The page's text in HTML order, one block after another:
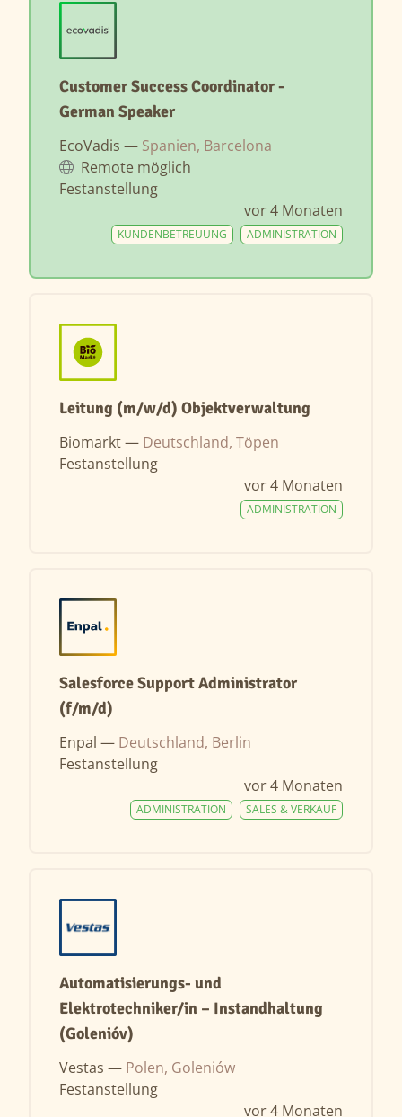
Customer Success Coordinator -
German Speaker
EcoVadis — Spanien, Barcelona
Remote möglich
Festanstellung
vor 4 Monaten
ADMINISTRATION
KUNDENBETREUUNG
Leitung (m/w/d) Objektverwaltung
Biomarkt — Deutschland, Töpen
Festanstellung
vor 4 Monaten
ADMINISTRATION
Salesforce Support Administrator
(f/m/d)
Enpal — Deutschland, Berlin
Festanstellung
vor 4 Monaten
SALES & VERKAUF
ADMINISTRATION
Automatisierungs- und
Elektrotechniker/in – Instandhaltung
(Golenióv)
Vestas — Polen, Goleniów
Festanstellung
vor 4 Monaten